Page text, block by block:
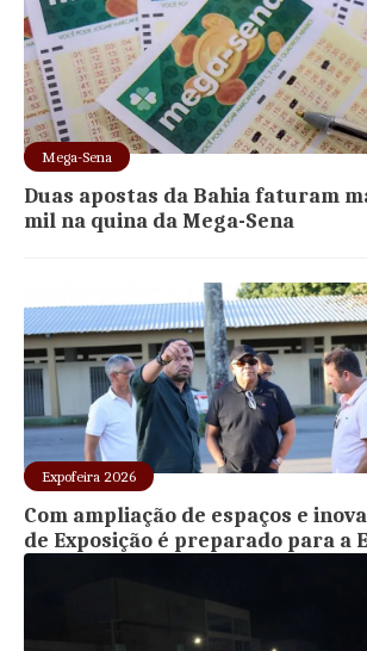
Mega-Sena
Duas apostas da Bahia faturam
mil na quina da Mega-Sena
Expofeira 2026
Com ampliação de espaços e
de Exposição é preparado para a